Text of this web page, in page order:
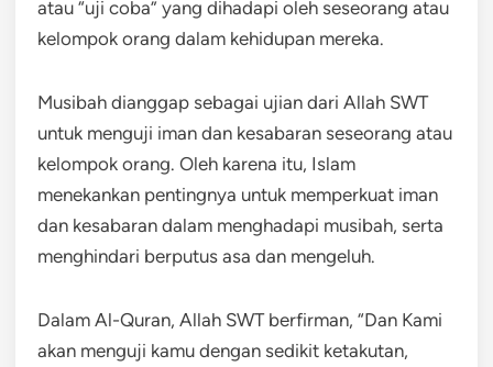
atau “uji coba” yang dihadapi oleh seseorang atau
kelompok orang dalam kehidupan mereka.
Musibah dianggap sebagai ujian dari Allah SWT
untuk menguji iman dan kesabaran seseorang atau
kelompok orang. Oleh karena itu, Islam
menekankan pentingnya untuk memperkuat iman
dan kesabaran dalam menghadapi musibah, serta
menghindari berputus asa dan mengeluh.
Dalam Al-Quran, Allah SWT berfirman, “Dan Kami
akan menguji kamu dengan sedikit ketakutan,